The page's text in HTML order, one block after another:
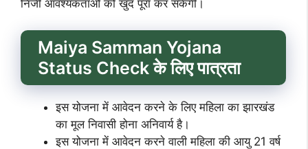
निजी आवश्यकताओं को खुद पूरा कर सकेंगी।
Maiya Samman Yojana
Status Check के लिए पात्रता
इस योजना में आवेदन करने के लिए महिला का झारखंड
का मूल निवासी होना अनिवार्य है।
इस योजना में आवेदन करने वाली महिला की आयु 21 वर्ष